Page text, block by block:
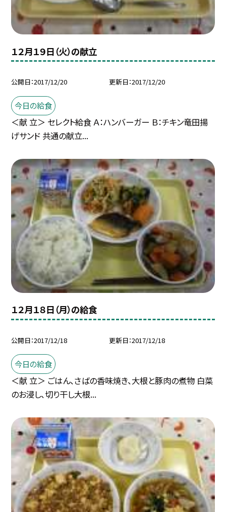
１２月１９日（火）の献立
公開日 2017/12/20 更新日 2017/12/20
今日の給食
＜献 立＞ セレクト給食 Ａ：ハンバーガー Ｂ：チキン竜田揚
げサンド 共通の献立...
１２月１８日（月）の給食
公開日 2017/12/18 更新日 2017/12/18
今日の給食
＜献 立＞ ごはん、さばの香味焼き、大根と豚肉の煮物 白菜
のお浸し、切り干し大根...